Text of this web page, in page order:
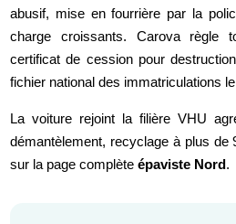
abusif, mise en fourrière par la
charge croissants. Carova règle
certificat de cession pour
fichier national des immatriculations
La voiture rejoint la filière VHU
démantèlement, recyclage à plus de
sur la page complèteépaviste Nord.